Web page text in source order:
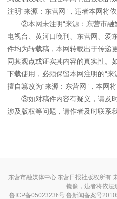
注明“来源：东营网”，违者本网将依
②本网未注明“来源：东营市融
电视台、黄河口晚刊、东营网、爱
件均为转载稿，本网转载出于传递
同其观点或证实其内容的真实性。
下载使用，必须保留本网注明的“
擅自篡改为“来源：东营网”，本网将
③如对稿件内容有疑义，请及
涉及版权等问题，请作者及时联系
东营市融媒体中心 东营日报社版权所有
镜像，违者将依法
鲁ICP备05023236号鲁新闻备案号